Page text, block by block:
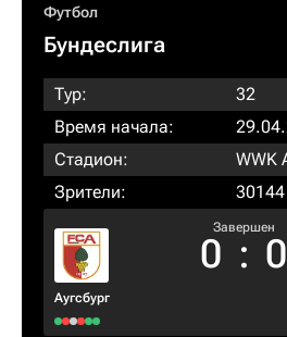
Футбол
Бундеслига
Тур:
32
Время начала:
Стадион:
WWK
Зрители:
30144
Аугсбург
Завершен
0 : 0